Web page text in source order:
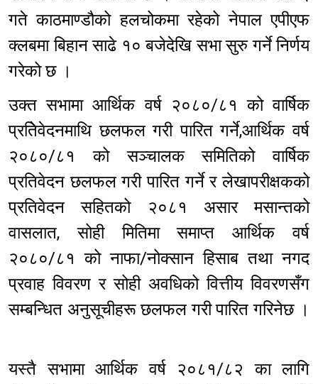
गते काठमाण्डौको हलचोकमा रहेको नेपाल एपीएफ
क्लबमा बिहान साढे १० बजेदेखि सभा सुरु गर्ने निर्णय
गरेको छ ।
उक्त सभामा आर्थिक वर्ष २०८०/८१ को वार्षिक
प्रतिेवेदनमाथि छलफल गरी पारित गर्ने,आर्थिक वर्ष
२०८०/८१ को सञ्चालक समितिको वार्षिक
प्रतिवेदन छलफल गरी पारित गर्ने र लेखापरीक्षकको
प्रतिवेदन सहितको २०८१ असार मसान्तको
वासलात, सोही मितिमा समाप्त आर्थिक वर्ष
२०८०/८१ को नाफा/नोक्सान हिसाब तथा नगद
प्रवाह विवरण र सोही अवधिको वित्तीय विवरणसँग
सम्बन्धित अनुसूचीहरू छलफल गरी पारित गरिनेछ ।
यस्तै सभामा आर्थिक वर्ष २०८१/८२ का लागि